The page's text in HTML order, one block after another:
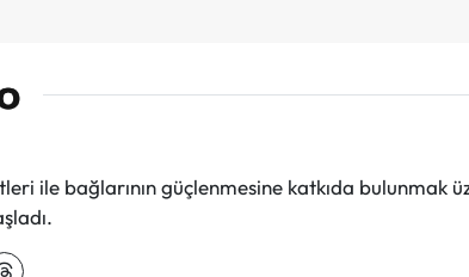
ile bağlarının güçlenmesine katkıda bulunmak